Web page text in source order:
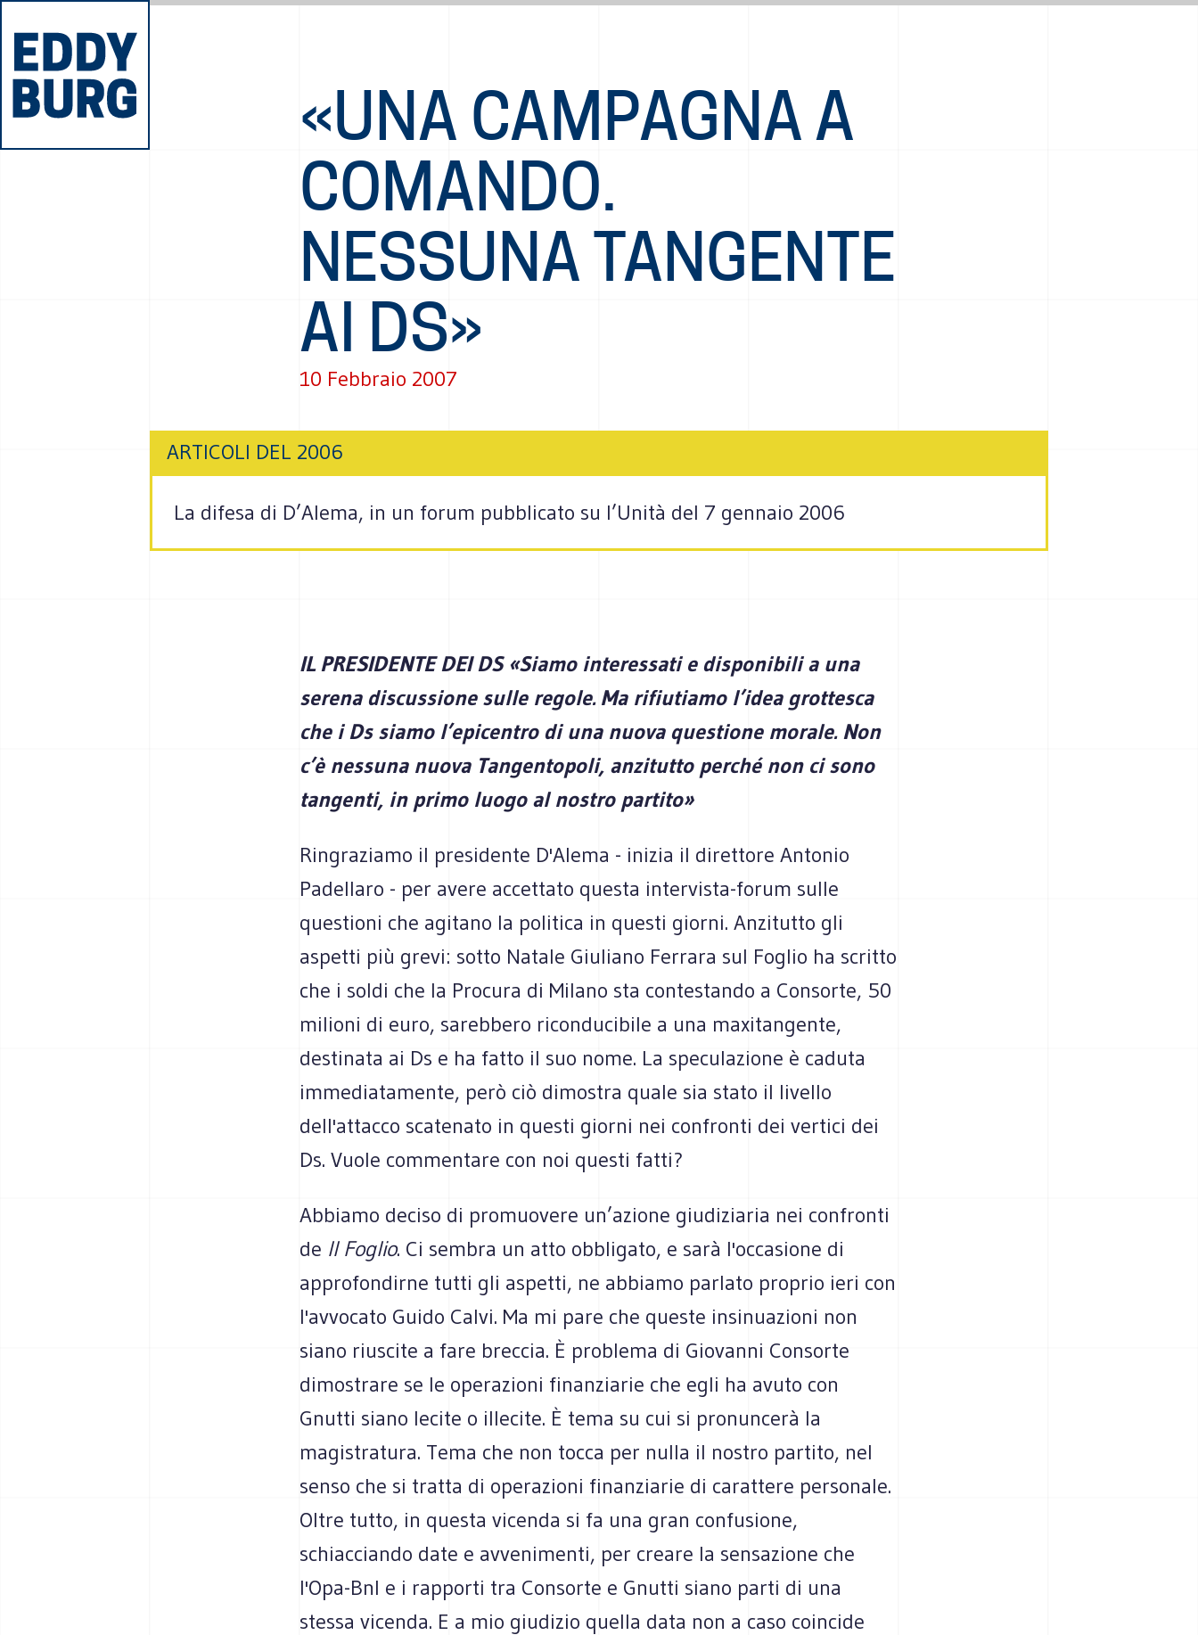
«UNA CAMPAGNA A
COMANDO.
NESSUNA TANGENTE
AI DS»
10 Febbraio 2007
ARTICOLI DEL 2006
La difesa di D’Alema, in un forum pubblicato su l’Unità del 7 gennaio 2006
IL PRESIDENTE DEI DS «Siamo interessati e disponibili a una
serena discussione sulle regole. Ma rifiutiamo l’idea grottesca
che i Ds siamo l’epicentro di una nuova questione morale. Non
c’è nessuna nuova Tangentopoli, anzitutto perché non ci sono
tangenti, in primo luogo al nostro partito»
Ringraziamo il presidente D'Alema - inizia il direttore Antonio
Padellaro - per avere accettato questa intervista-forum sulle
questioni che agitano la politica in questi giorni. Anzitutto gli
aspetti più grevi: sotto Natale Giuliano Ferrara sul Foglio ha scritto
che i soldi che la Procura di Milano sta contestando a Consorte, 50
milioni di euro, sarebbero riconducibile a una maxitangente,
destinata ai Ds e ha fatto il suo nome. La speculazione è caduta
immediatamente, però ciò dimostra quale sia stato il livello
dell'attacco scatenato in questi giorni nei confronti dei vertici dei
Ds. Vuole commentare con noi questi fatti?
Abbiamo deciso di promuovere un’azione giudiziaria nei confronti
de Il Foglio. Ci sembra un atto obbligato, e sarà l'occasione di
approfondirne tutti gli aspetti, ne abbiamo parlato proprio ieri con
l'avvocato Guido Calvi. Ma mi pare che queste insinuazioni non
siano riuscite a fare breccia. È problema di Giovanni Consorte
dimostrare se le operazioni finanziarie che egli ha avuto con
Gnutti siano lecite o illecite. È tema su cui si pronuncerà la
magistratura. Tema che non tocca per nulla il nostro partito, nel
senso che si tratta di operazioni finanziarie di carattere personale.
Oltre tutto, in questa vicenda si fa una gran confusione,
schiacciando date e avvenimenti, per creare la sensazione che
l'Opa-Bnl e i rapporti tra Consorte e Gnutti siano parti di una
stessa vicenda. E a mio giudizio quella data non a caso coincide